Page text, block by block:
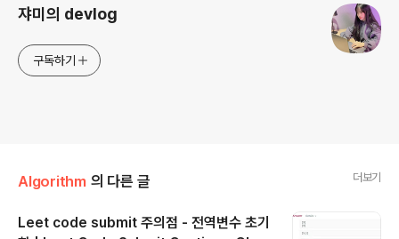
쟈미의 devlog
구독하기
Algorithm 의 다른 글 더보기
Leet code submit 주의점 - 전역변수 초기